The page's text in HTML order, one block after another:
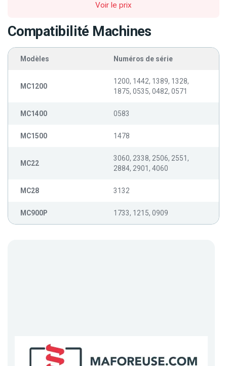
Voir le prix
Compatibilité Machines
Modèles Numéros de série
MC1200
1200, 1442, 1389, 1328,
1875, 0535, 0482, 0571
MC1400 0583
MC1500 1478
MC22
3060, 2338, 2506, 2551,
2884, 2901, 4060
MC28 3132
MC900P 1733, 1215, 0909